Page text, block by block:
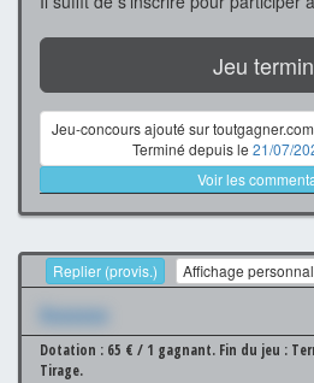
Jeu
Jeu-concours ajouté sur toutgagner.com
Terminé depuis le 21/07/
Voir les
Replier (provis.) Affichage
Xxxxxxx
Dotation : 65 € / 1 gagnant. Fin du jeu :
Tirage.